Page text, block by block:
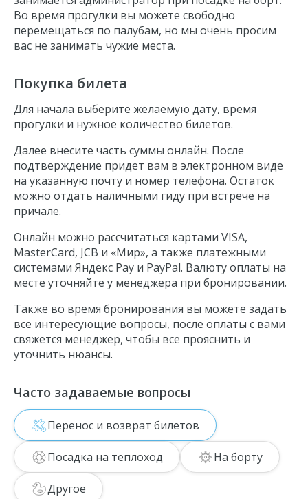
Во время прогулки вы можете свободно
перемещаться по палубам, но мы очень просим
вас не занимать чужие места.
Покупка билета
Для начала выберите желаемую дату, время
прогулки и нужное количество билетов.
Далее внесите часть суммы онлайн. После
подтверждение придет вам в электронном виде
на указанную почту и номер телефона. Остаток
можно отдать наличными гиду при встрече на
причале.
Онлайн можно рассчитаться картами VISA,
MasterCard, JCB и «Мир», а также платежными
системами Яндекс Pay и PayPal. Валюту оплаты на
месте уточняйте у менеджера при бронировании.
Также во время бронирования вы можете задать
все интересующие вопросы, после оплаты с вами
свяжется менеджер, чтобы все прояснить и
уточнить нюансы.
Часто задаваемые вопросы
Перенос и возврат билетов
Посадка на теплоход На борту
Другое